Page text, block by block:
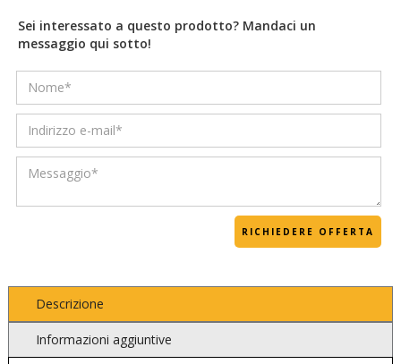
Sei interessato a questo prodotto? Mandaci un
messaggio qui sotto!
Descrizione
Informazioni aggiuntive